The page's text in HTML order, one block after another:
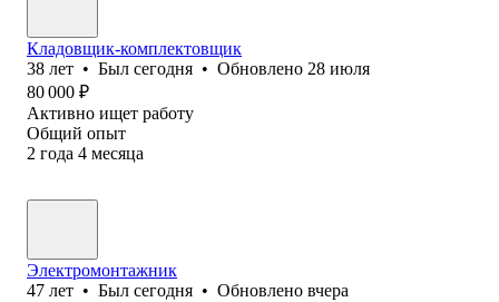
Кладовщик-комплектовщик
38 лет • Был сегодня • Обновлено 28 июля
80 000 ₽
Активно ищет работу
Общий опыт
2 года 4 месяца
Электромонтажник
47 лет • Был сегодня • Обновлено вчера